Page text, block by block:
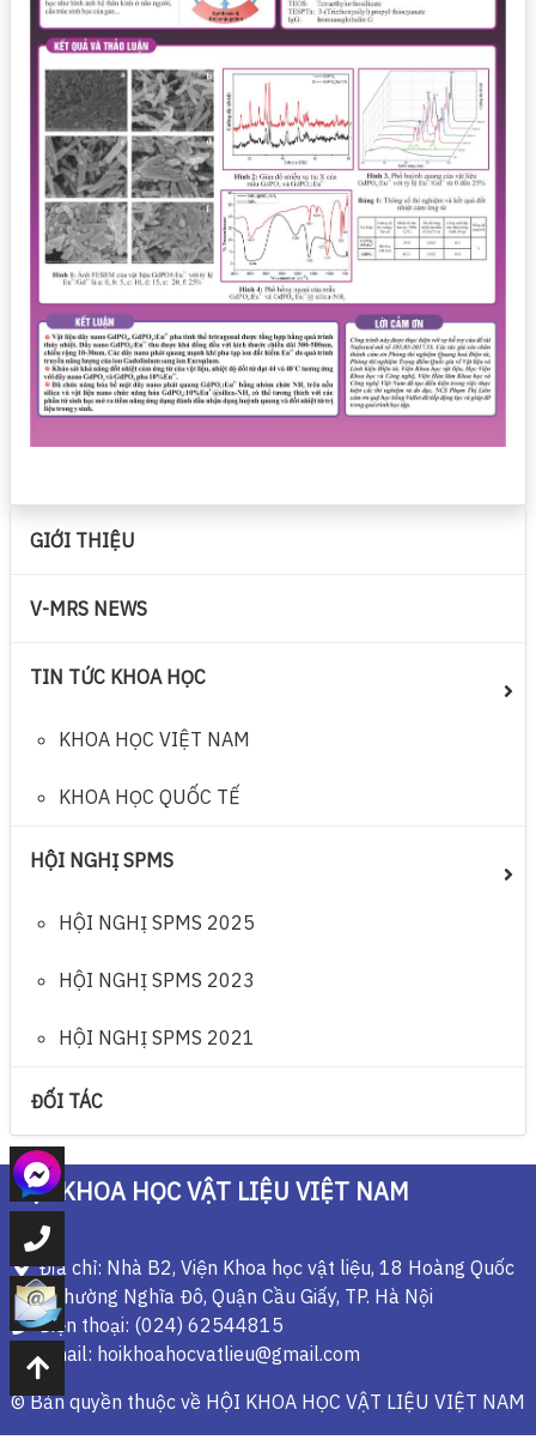
GIỚI THIỆU
V-MRS NEWS
TIN TỨC KHOA HỌC
KHOA HỌC VIỆT NAM
KHOA HỌC QUỐC TẾ
HỘI NGHỊ SPMS
HỘI NGHỊ SPMS 2025
HỘI NGHỊ SPMS 2023
HỘI NGHỊ SPMS 2021
ĐỐI TÁC
HỘI KHOA HỌC VẬT LIỆU VIỆT NAM
Địa chỉ: Nhà B2, Viện Khoa học vật liệu, 18 Hoàng Quốc
Việt, Phường Nghĩa Đô, Quận Cầu Giấy, TP. Hà Nội
Điện thoại: (024) 62544815
Email: hoikhoahocvatlieu@gmail.com
© Bản quyền thuộc về HỘI KHOA HỌC VẬT LIỆU VIỆT NAM